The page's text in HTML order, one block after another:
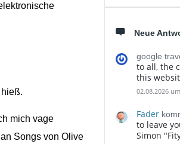
hieß.
mich vage
Songs von Olive
Neue
google
to all, the
this
02.08.2026
Fader
to leave
Simon